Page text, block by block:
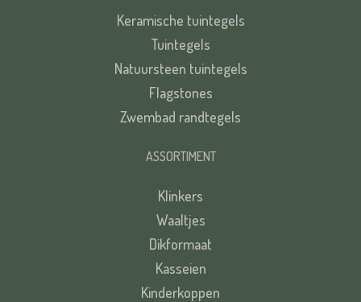
Keramische tuintegels
Tuintegels
Natuursteen tuintegels
Flagstones
Zwembad randtegels
ASSORTIMENT
Klinkers
Waaltjes
Dikformaat
Kasseien
Kinderkoppen